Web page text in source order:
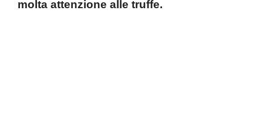
molta attenzione alle truffe.